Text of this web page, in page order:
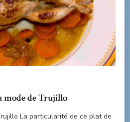
mode de Trujillo
La particularité de ce plat de